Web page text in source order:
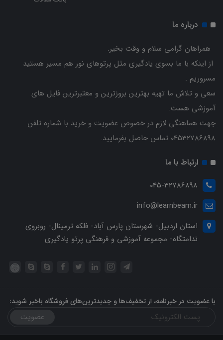
درباره ما
همراهان گرامی سلام و وقت بخیر.
از اینکه با ما بسوی یادگیری مثل پرتوهای نور هم مسیر هستید
مسروریم .
سعی و تلاش ما تهیه بهترین بروزترین و معتبرترین فایل های
آموزشی هست.
جهت هماهنگی لازم در خصوص عضویت و خرید با شماره تلفن
04532786898 تماس حاصل بفرمایید.
ارتباط با ما
045-32786898
info@learnbeam.ir
استان اردبیل- شهرستان پارس آباد- فلکه ترمینال- روبروی
ندامتگاه- مجموعه آموزشی و فرهنگی پرتو یادگیری
با عضویت در خبرنامه، از تخفیف‌ها و جدیدترین‌های فروشگاه باخبر شوید:
عضویت